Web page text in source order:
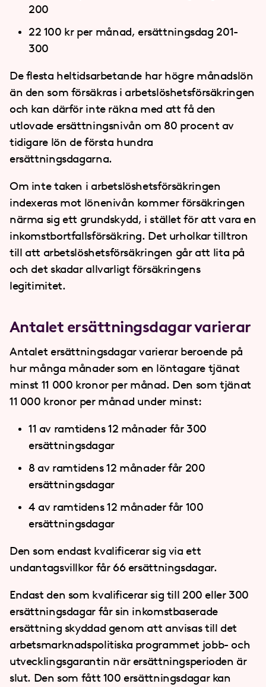
200
22 100 kr per månad, ersättningsdag 201-
300
De flesta heltidsarbetande har högre månadslön
än den som försäkras i arbetslöshetsförsäkringen
och kan därför inte räkna med att få den
utlovade ersättningsnivån om 80 procent av
tidigare lön de första hundra
ersättningsdagarna.
Om inte taken i arbetslöshetsförsäkringen
indexeras mot lönenivån kommer försäkringen
närma sig ett grundskydd, i stället för att vara en
inkomstbortfallsförsäkring. Det urholkar tilltron
till att arbetslöshetsförsäkringen går att lita på
och det skadar allvarligt försäkringens
legitimitet.
Antalet ersättningsdagar varierar
Antalet ersättningsdagar varierar beroende på
hur många månader som en löntagare tjänat
minst 11 000 kronor per månad. Den som tjänat
11 000 kronor per månad under minst:
11 av ramtidens 12 månader får 300
ersättningsdagar
8 av ramtidens 12 månader får 200
ersättningsdagar
4 av ramtidens 12 månader får 100
ersättningsdagar
Den som endast kvalificerar sig via ett
undantagsvillkor får 66 ersättningsdagar.
Endast den som kvalificerar sig till 200 eller 300
ersättningsdagar får sin inkomstbaserade
ersättning skyddad genom att anvisas till det
arbetsmarknadspolitiska programmet jobb- och
utvecklingsgarantin när ersättningsperioden är
slut. Den som fått 100 ersättningsdagar kan